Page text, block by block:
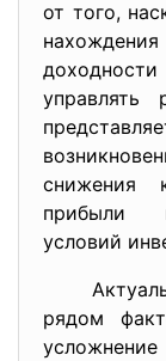
от того,
управлять
снижения
прибыли
условий
рядом